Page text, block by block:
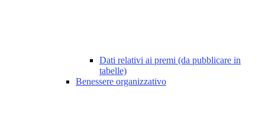
Dati relativi ai premi (da pubblicare in
tabelle)
Benessere organizzativo